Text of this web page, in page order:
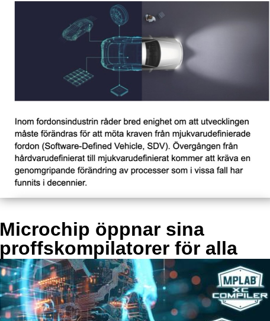
Microchip öppnar sina
proffskompilatorer för alla